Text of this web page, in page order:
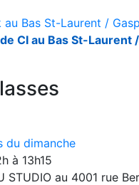
au Bas St-Laurent /
CI au Bas St-Laurent
du dimanche
à 13h15
STUDIO au 4001 rue